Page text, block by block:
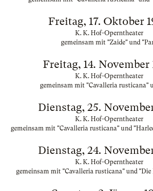
Freitag, 17. Oktober
K. K. Hof-Operntheater
gemeinsam mit "Zaide" und
Freitag, 14. November
K. K. Hof-Operntheater
gemeinsam mit "Cavalleria rusticana"
Dienstag, 25.
K. K. Hof-Operntheater
gemeinsam mit "Cavalleria rusticana" und
Dienstag, 24.
K. K. Hof-Operntheater
gemeinsam mit "Cavalleria rusticana" und "Die